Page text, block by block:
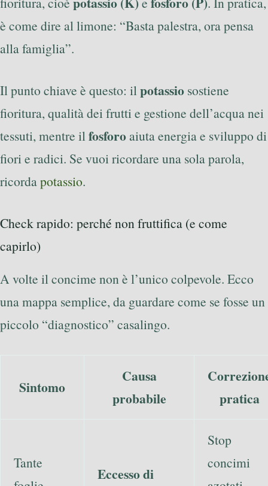
è come dire al limone: “Basta palestra, ora pensa
alla famiglia”.
Il punto chiave è questo: ilpotassio sostiene
fioritura, qualità dei frutti e gestione dell’acqua nei
tessuti, mentre ilfosforoaiuta energia e sviluppo di
fiori e radici. Se vuoi ricordare una sola parola,
ricordapotassio.
Check rapido: perché non fruttifica (e come
capirlo)
A volte il concime non è l’unico colpevole. Ecco
una mappa semplice, da guardare come se fosse un
piccolo “diagnostico” casalingo.
Sintomo
Causa
probabile
pratica
Tante
Eccesso di
Stop
concimi